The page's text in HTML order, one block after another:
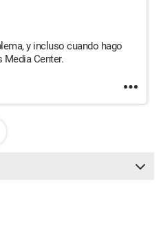
y incluso cuando hago
Media Center.